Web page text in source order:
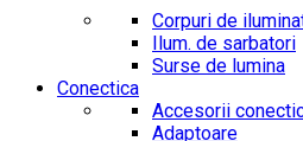
Corpuri de
Ilum. de sarbatori
Surse de lumina
Conectica
Accesorii
Adaptoare